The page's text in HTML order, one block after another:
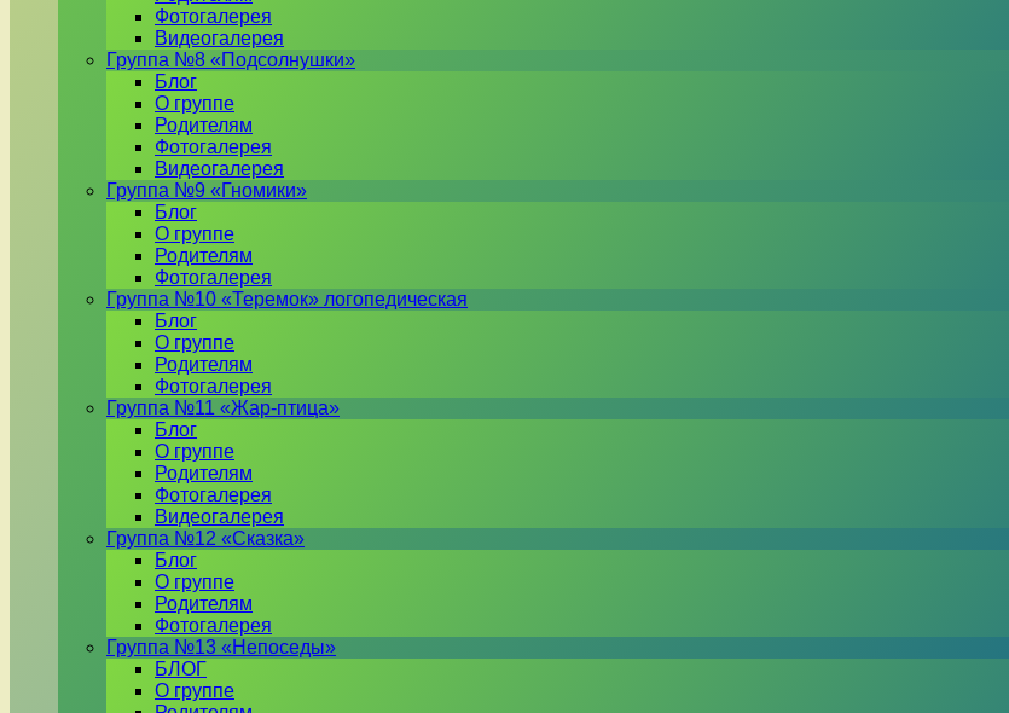
Фотогалерея
Видеогалерея
Группа №8 «Подсолнушки»
Блог
О группе
Родителям
Фотогалерея
Видеогалерея
Группа №9 «Гномики»
Блог
О группе
Родителям
Фотогалерея
Группа №10 «Теремок» логопедическая
Блог
О группе
Родителям
Фотогалерея
Группа №11 «Жар-птица»
Блог
О группе
Родителям
Фотогалерея
Видеогалерея
Группа №12 «Сказка»
Блог
О группе
Родителям
Фотогалерея
Группа №13 «Непоседы»
БЛОГ
О группе